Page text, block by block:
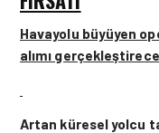
Havayolu büyüyen
alımı
Artan küresel yolcu